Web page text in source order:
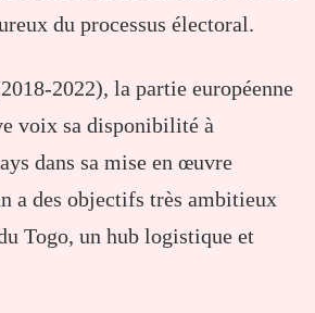
du processus électoral.
2022), la partie européenne
voix sa disponibilité à
dans sa mise en œuvre
a des objectifs très ambitieux
Togo, un hub logistique et